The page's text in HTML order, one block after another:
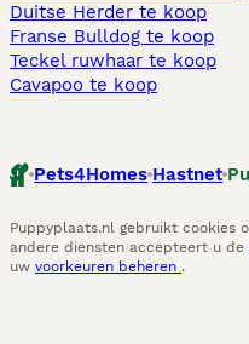
Duitse Herder te koop
Franse Bulldog te koop
Teckel ruwhaar te koop
Cavapoo te koop
Pets4Homes Hastnet
Puppyplaats.nl gebruikt cookies
andere diensten accepteert u de
uw voorkeuren beheren .